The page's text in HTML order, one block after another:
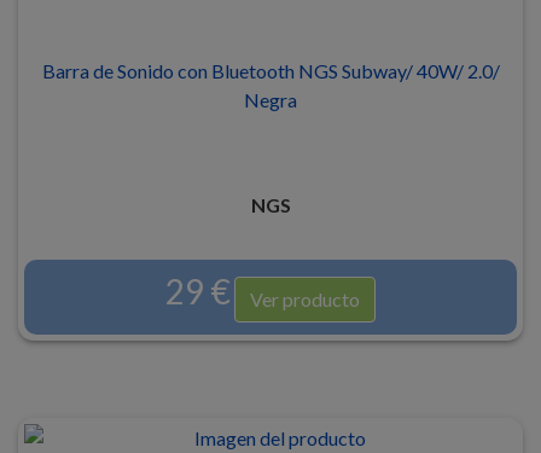
Barra de Sonido con Bluetooth NGS Subway/ 40W/ 2.0/
Negra
NGS
29 € Ver producto